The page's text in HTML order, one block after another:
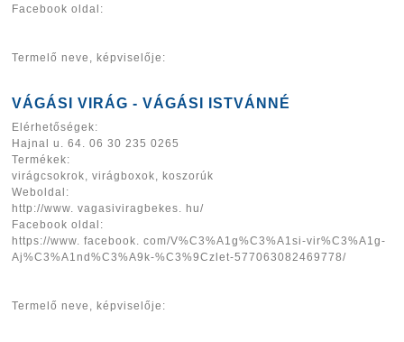
Facebook oldal:
Termelő neve, képviselője:
VÁGÁSI VIRÁG - VÁGÁSI ISTVÁNNÉ
Elérhetőségek:
Hajnal u. 64. 06 30 235 0265
Termékek:
virágcsokrok, virágboxok, koszorúk
Weboldal:
http://www. vagasiviragbekes. hu/
Facebook oldal:
https://www. facebook. com/V%C3%A1g%C3%A1si-vir%C3%A1g-
Aj%C3%A1nd%C3%A9k-%C3%9Czlet-577063082469778/
Termelő neve, képviselője: